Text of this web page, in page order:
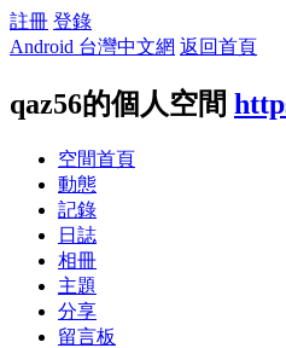
註冊 登錄
Android 台灣中文網 返回首頁
qaz56的個人空間
空間首頁
動態
記錄
日誌
相冊
主題
分享
留言板